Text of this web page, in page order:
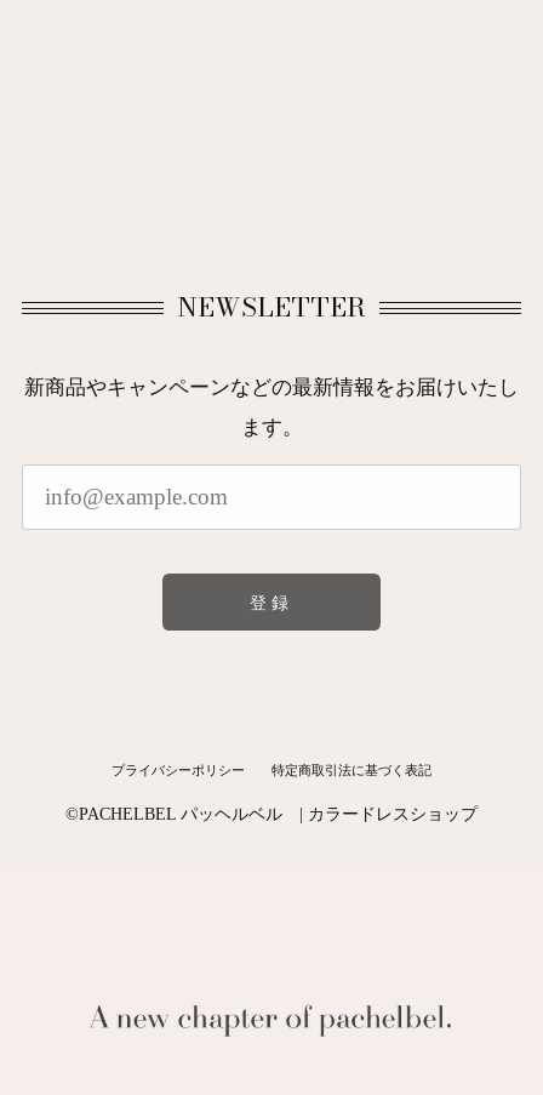
NEWSLETTER
新商品やキャンペーンなどの最新情報をお届けいたし
ます。
登録
プライバシーポリシー 特定商取引法に基づく表記
©︎PACHELBEL パッヘルベル | カラードレスショップ